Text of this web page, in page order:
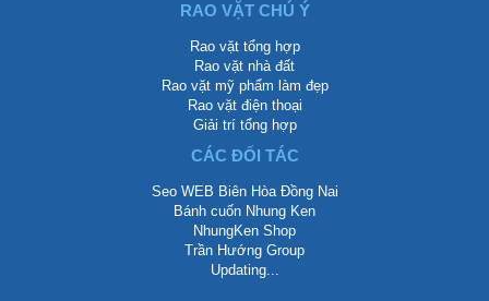
RAO VẶT CHÚ Ý
Rao vặt tổng hợp
Rao vặt nhà đất
Rao vặt mỹ phẩm làm đẹp
Rao vặt điện thoại
Giải trí tổng hợp
CÁC ĐỐI TÁC
Seo WEB Biên Hòa Đồng Nai
Bánh cuốn Nhung Ken
NhungKen Shop
Trần Hướng Group
Updating...